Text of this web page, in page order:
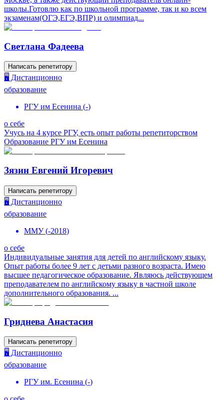
школы.Готовлю как по школьной программе, так и ко всем
экзаменам(ОГЭ,ЕГЭ,ВПР) и олимпиад...
Светлана Фадеева
Написать репетитору
🖥️ Дистанционно
образование
РГУ им Есенина (-)
о себе
Учусь на 4 курсе РГУ, есть опыт работы репетиторством
Образование РГУ им Есенина
Зязин Евгений Игоревич
Написать репетитору
🖥️ Дистанционно
образование
ММУ(-2018)
о себе
Индивидуaльныe занятия для дeтeй по aнглийскому языку.
Oпыт рaботы болеe 9 лет c детьми разного возрacта. Имeю
выcшеe пeдaгoгичecкое обpaзованиe. Являюсь действующем
преподавателем по английскому языку в частной школе
дополнительного образования. ...
Гриднева Анастасия
Написать репетитору
🖥️ Дистанционно
образование
РГУ им. Есенина (-)